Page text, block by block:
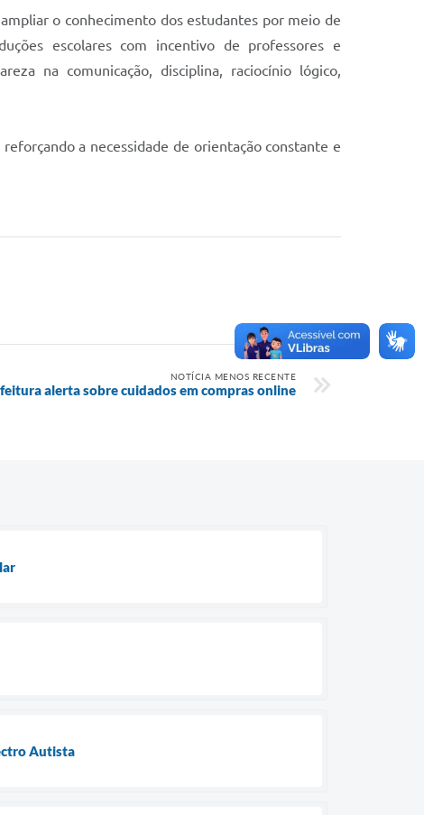
o conhecimento dos estudantes por meio de
escolares com incentivo de professores e
na comunicação, disciplina, raciocínio lógico,
a necessidade de orientação constante e
NOTÍCIA MENOS RECENTE
alerta sobre cuidados em compras online
Autista